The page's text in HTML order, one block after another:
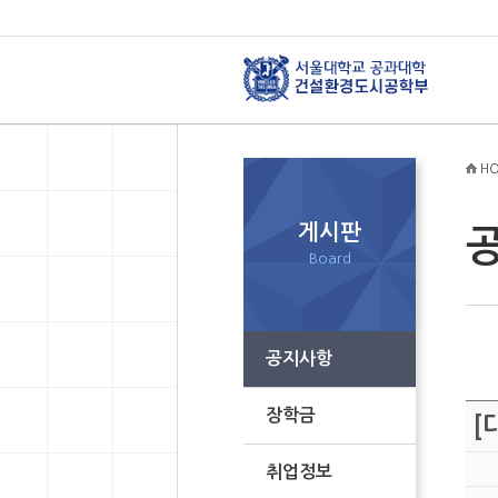
게시판
Board
공지사항
장학금
취업정보
[